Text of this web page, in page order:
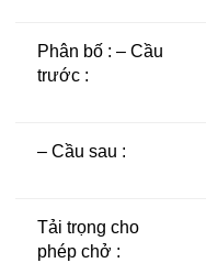
Phân bố : – Cầu
trước :
– Cầu sau :
Tải trọng cho
phép chở :